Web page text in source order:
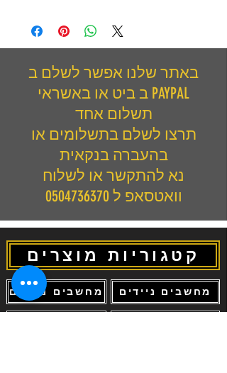
באתר שלנו אפשר לשלם ב
PAYPAL ב ביט או באשראי
תשלום אחד
תרצו לשלם בתשלומים או
בהעברה בנקאית
נא להתקשר או לשלוח
וואטסאפ ל 0504736370
קטגוריות מוצרים
מחשבים נייחים מחשבים ניידים